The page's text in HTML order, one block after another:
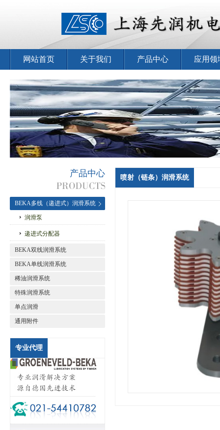
网站首页 关于我们 产品中心 应用领
产品中心
BEKA多线（递进式）润滑系统
润滑泵
递进式分配器
BEKA双线润滑系统
BEKA单线润滑系统
稀油润滑系统
特殊润滑系统
单点润滑
通用附件
专业代理
喷射（链条）润滑系统